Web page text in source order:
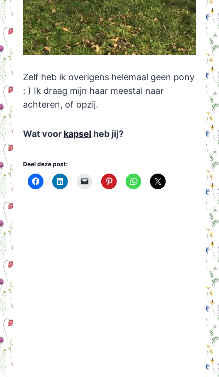
Zelf heb ik overigens helemaal geen pony
: ) Ik draag mijn haar meestal naar
achteren, of opzij.
Wat voor kapsel heb jij?
Deel deze post: